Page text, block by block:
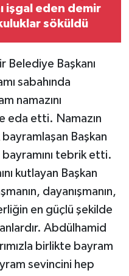
işgal eden demir
söküldü
Belediye Başkanı
sabahında
namazını
eda etti. Namazın
Başkan
tebrik etti.
kutlayan Başkan
dayanışmanın,
en güçlü şekilde
Abdülhamid
birlikte bayram
sevincini hep